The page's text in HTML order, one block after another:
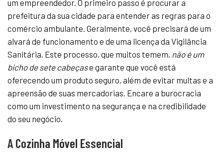
um empreendedor. O primeiro passo é procurar a
prefeitura da sua cidade para entender as regras para o
comércio ambulante. Geralmente, você precisará de um
alvará de funcionamento e de uma licença da Vigilância
Sanitária. Este processo, que muitos temem, não é um
bicho de sete cabeçase garante que você está
oferecendo um produto seguro, além de evitar multas e a
apreensão de suas mercadorias. Encare a burocracia
como um investimento na segurança e na credibilidade
do seu negócio.
A Cozinha Móvel Essencial